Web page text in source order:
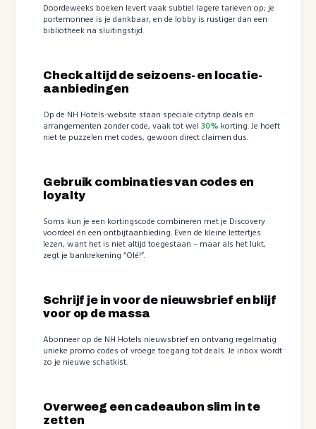
Doordeweeks boeken levert vaak subtiel lagere tarieven op; je
portemonnee is je dankbaar, en de lobby is rustiger dan een
bibliotheek na sluitingstijd.
Check altijd de seizoens- en locatie-
aanbiedingen
Op de NH Hotels-website staan speciale citytrip deals en
arrangementen zonder code, vaak tot wel30% korting. Je hoeft
niet te puzzelen met codes, gewoon direct claimen dus.
Gebruik combinaties van codes en
loyalty
Soms kun je een kortingscode combineren met je Discovery
voordeel én een ontbijtaanbieding. Even de kleine lettertjes
lezen, want het is niet altijd toegestaan – maar als het lukt,
zegt je bankrekening “Olé!”.
Schrijf je in voor de nieuwsbrief en blijf
voor op de massa
Abonneer op de NH Hotels nieuwsbrief en ontvang regelmatig
unieke promo codes of vroege toegang tot deals. Je inbox wordt
zo je nieuwe schatkist.
Overweeg een cadeaubon slim in te
zetten